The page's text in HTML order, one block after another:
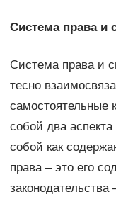
Система права и
Система права и
тесно
самостоятельные
собой два
собой как
права – это его